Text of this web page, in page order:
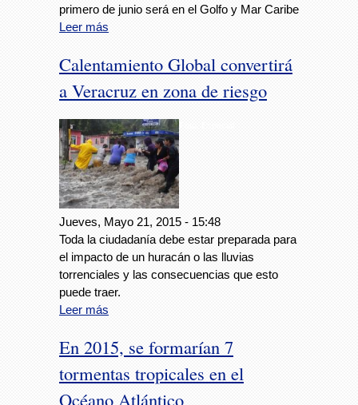
primero de junio será en el Golfo y Mar Caribe
Leer más
Calentamiento Global convertirá
a Veracruz en zona de riesgo
Jueves, Mayo 21, 2015 - 15:48
Toda la ciudadanía debe estar preparada para
el impacto de un huracán o las lluvias
torrenciales y las consecuencias que esto
puede traer.
Leer más
En 2015, se formarían 7
tormentas tropicales en el
Océano Atlántico